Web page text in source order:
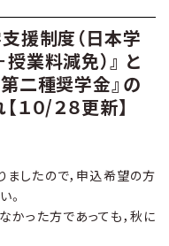
援制度（日本学
業料減免）』 と
二種奨学金』の
１０/２８更新】
したので，申込希望の方
。
かった方であっても，秋に